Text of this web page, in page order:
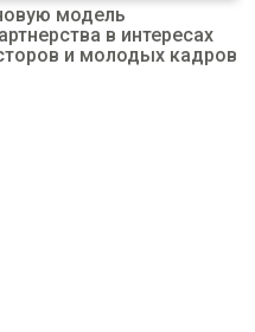
модель
в интересах
и молодых кадров